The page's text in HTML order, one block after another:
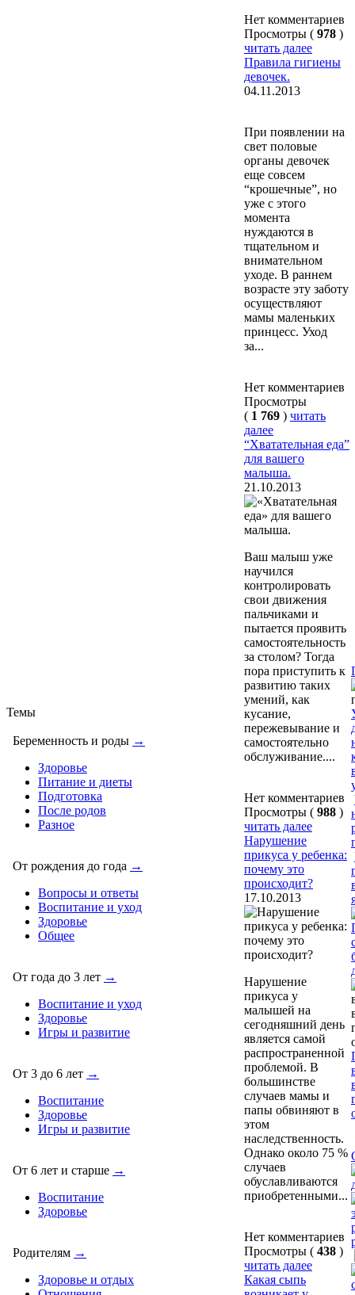
Темы
Беременность и роды →
Здоровье
Питание и диеты
Подготовка
После родов
Разное
От рождения до года →
Вопросы и ответы
Воспитание и уход
Здоровье
Общее
От года до 3 лет →
Воспитание и уход
Здоровье
Игры и развитие
От 3 до 6 лет →
Воспитание
Здоровье
Игры и развитие
От 6 лет и старше →
Воспитание
Здоровье
Родителям →
Здоровье и отдых
Нет комментариев
Просмотры ( 978 )
читать далее
Правила гигиены
девочек.
04.11.2013
При появлении на
свет половые
органы девочек
еще совсем
“крошечные”, но
уже с этого
момента
нуждаются в
тщательном и
внимательном
уходе. В раннем
возрасте эту заботу
осуществляют
мамы маленьких
принцесс. Уход
за...
Нет комментариев
Просмотры
( 1 769 ) читать
далее
“Хватательная еда”
для вашего
малыша.
21.10.2013
Ваш малыш уже
научился
контролировать
свои движения
пальчиками и
пытается проявить
самостоятельность
за столом? Тогда
пора приступить к
развитию таких
умений, как
кусание,
пережевывание и
самостоятельно
обслуживание....
Нет комментариев
Просмотры ( 988 )
читать далее
Нарушение
прикуса у ребенка:
почему это
происходит?
17.10.2013
Нарушение
прикуса у
малышей на
сегодняшний день
является самой
распространенной
проблемой. В
большинстве
случаев мамы и
папы обвиняют в
этом
наследственность.
Однако около 75 %
случаев
обуславливаются
приобретенными...
Нет комментариев
Просмотры ( 438 )
читать далее
Какая сыпь